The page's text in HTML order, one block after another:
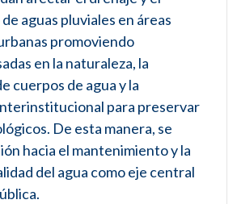
aguas pluviales en áreas
promoviendo
en la naturaleza, la
cuerpos de agua y la
para preservar
De esta manera, se
hacia el mantenimiento y la
del agua como eje central